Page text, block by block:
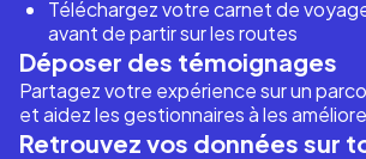
Téléchargez votre carnet de
avant de partir sur les routes
Déposer des témoignages
Partagez votre expérience sur un
et aidez les gestionnaires à les
Retrouvez vos données sur